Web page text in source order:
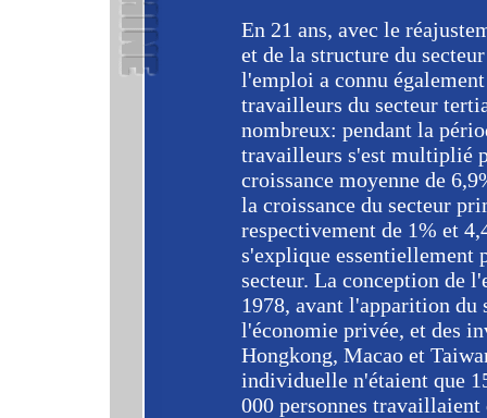
En 21 ans, avec le
et de la structure du
l'emploi a connu
travailleurs du secteur
nombreux: pendant la
travailleurs s'est multiplié
croissance moyenne de
la croissance du secteur
respectivement de 1% et
s'explique essentiellement
secteur. La conception de
1978, avant l'apparition du
l'économie privée, et des
Hongkong, Macao et
individuelle n'étaient que
000 personnes travaillaient